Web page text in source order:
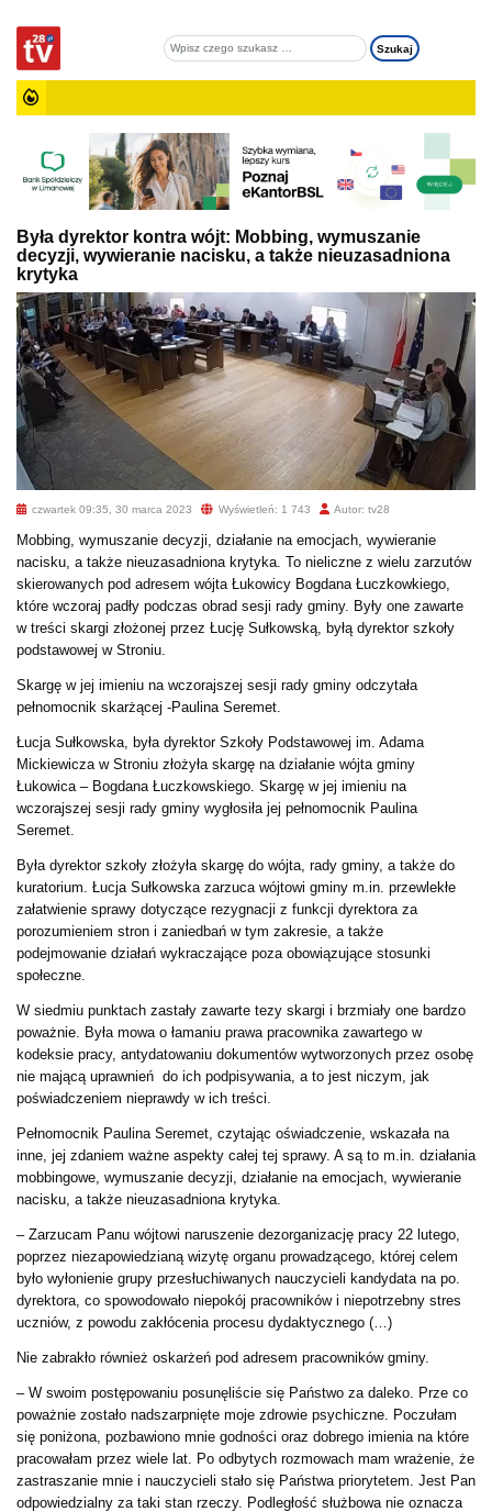
Była dyrektor kontra wójt: Mobbing, wymuszanie
decyzji, wywieranie nacisku, a także nieuzasadniona
krytyka
czwartek 09:35, 30 marca 2023 Wyświetleń: 1 743 Autor: tv28
Mobbing, wymuszanie decyzji, działanie na emocjach, wywieranie
nacisku, a także nieuzasadniona krytyka. To nieliczne z wielu zarzutów
skierowanych pod adresem wójta Łukowicy Bogdana Łuczkowkiego,
które wczoraj padły podczas obrad sesji rady gminy. Były one zawarte
w treści skargi złożonej przez Łucję Sułkowską, byłą dyrektor szkoły
podstawowej w Stroniu.
Skargę w jej imieniu na wczorajszej sesji rady gminy odczytała
pełnomocnik skarżącej -Paulina Seremet.
Łucja Sułkowska, była dyrektor Szkoły Podstawowej im. Adama
Mickiewicza w Stroniu złożyła skargę na działanie wójta gminy
Łukowica – Bogdana Łuczkowskiego. Skargę w jej imieniu na
wczorajszej sesji rady gminy wygłosiła jej pełnomocnik Paulina
Seremet.
Była dyrektor szkoły złożyła skargę do wójta, rady gminy, a także do
kuratorium. Łucja Sułkowska zarzuca wójtowi gminy m.in. przewlekłe
załatwienie sprawy dotyczące rezygnacji z funkcji dyrektora za
porozumieniem stron i zaniedbań w tym zakresie, a także
podejmowanie działań wykraczające poza obowiązujące stosunki
społeczne.
W siedmiu punktach zastały zawarte tezy skargi i brzmiały one bardzo
poważnie. Była mowa o łamaniu prawa pracownika zawartego w
kodeksie pracy, antydatowaniu dokumentów wytworzonych przez osobę
nie mającą uprawnień do ich podpisywania, a to jest niczym, jak
poświadczeniem nieprawdy w ich treści.
Pełnomocnik Paulina Seremet, czytając oświadczenie, wskazała na
inne, jej zdaniem ważne aspekty całej tej sprawy. A są to m.in. działania
mobbingowe, wymuszanie decyzji, działanie na emocjach, wywieranie
nacisku, a także nieuzasadniona krytyka.
– Zarzucam Panu wójtowi naruszenie dezorganizację pracy 22 lutego,
poprzez niezapowiedzianą wizytę organu prowadzącego, której celem
było wyłonienie grupy przesłuchiwanych nauczycieli kandydata na po.
dyrektora, co spowodowało niepokój pracowników i niepotrzebny stres
uczniów, z powodu zakłócenia procesu dydaktycznego (…)
Nie zabrakło również oskarżeń pod adresem pracowników gminy.
– W swoim postępowaniu posunęliście się Państwo za daleko. Prze co
poważnie zostało nadszarpnięte moje zdrowie psychiczne. Poczułam
się poniżona, pozbawiono mnie godności oraz dobrego imienia na które
pracowałam przez wiele lat. Po odbytych rozmowach mam wrażenie, że
zastraszanie mnie i nauczycieli stało się Państwa priorytetem. Jest Pan
odpowiedzialny za taki stan rzeczy. Podległość służbowa nie oznacza